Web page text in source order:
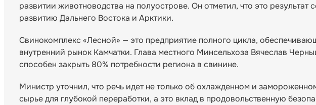
развитии животноводства на полуострове. Он отметил, что это результат
развитию Дальнего Востока и Арктики.
Свинокомплекс «Лесной» — это предприятие полного цикла,
внутренний рынок Камчатки. Глава местного Минсельхоза Вячеслав
способен закрыть 80% потребности региона в свинине.
Министр уточнил, что речь идет не только об охлажденном и
сырье для глубокой переработки, а это вклад в продовольственную